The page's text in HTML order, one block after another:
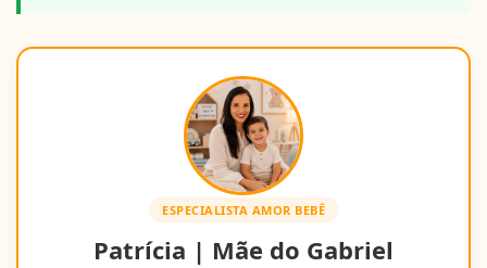
ESPECIALISTA AMOR BEBÊ
Patrícia | Mãe do Gabriel